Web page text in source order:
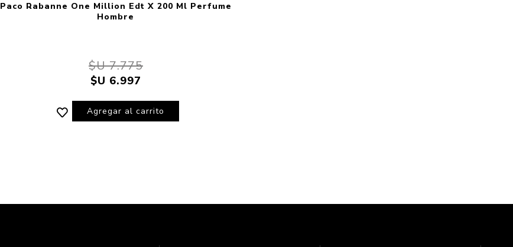
Paco Rabanne One Million Edt X 200 Ml Perfume
Hombre
$U 7.775
$U 6.997
Agregar al carrito